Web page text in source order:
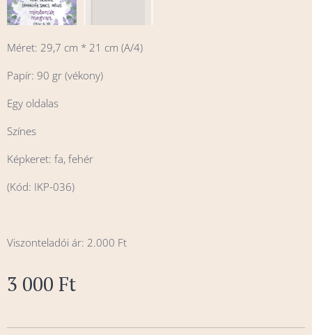
Méret: 29,7 cm * 21 cm (A/4)
Papír: 90 gr (vékony)
Egy oldalas
Színes
Képkeret: fa, fehér
(Kód: IKP-036)
Viszonteladói ár: 2.000 Ft
3 000 Ft